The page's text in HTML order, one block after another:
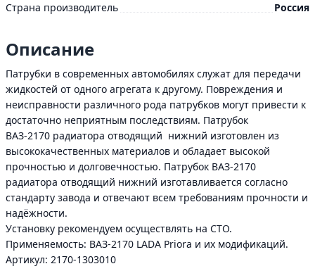
Страна производитель
Россия
Описание
Патрубки в современных автомобилях служат для передачи
жидкостей от одного агрегата к другому. Повреждения и
неисправности различного рода патрубков могут привести к
достаточно неприятным последствиям. Патрубок
ВАЗ-2170 радиатора отводящий нижний изготовлен из
высококачественных материалов и обладает высокой
прочностью и долговечностью. Патрубок ВАЗ-2170
радиатора отводящий нижний изготавливается согласно
стандарту завода и отвечают всем требованиям прочности и
надёжности.
Установку рекомендуем осуществлять на СТО.
Применяемость: ВАЗ-2170 LADA Priora и их модификаций.
Артикул: 2170-1303010